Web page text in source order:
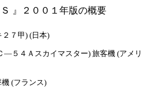
』２００１年版の概要
７甲) (日本)
―５４Ａスカイマスター) 旅客機 (アメリ
(フランス)